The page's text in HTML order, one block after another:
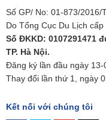
Số GP/ No: 01-873/2016/
Do Tổng Cục Du Lịch
Số ĐKKD: 0107291471
TP. Hà Nội.
Đăng ký lần đầu ngày 13-
Thay đổi lần thứ 1, ngày
Kết nối với chúng tôi